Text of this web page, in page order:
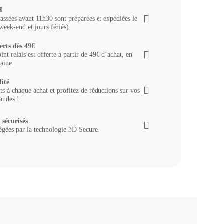
avant 11h30 sont préparées et expédiées le
end et jours fériés)
dès 49€
relais est offerte à partir de 49€ d’achat, en
à chaque achat et profitez de réductions sur vos
!
par la technologie 3D Secure.